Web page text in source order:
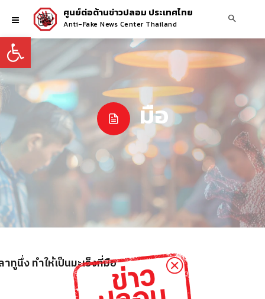
Open toolbar
ศูนย์ต่อต้านข่าวปลอม ประเทศไทย
Anti-Fake News Center Thailand
มือ
นึ่ง ทำให้เป็นมะเร็งที่มือ